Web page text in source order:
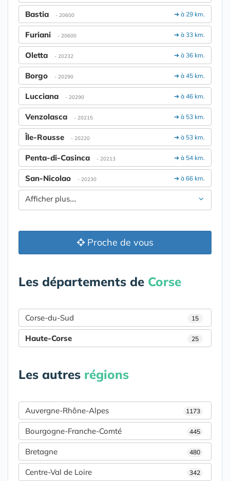
➔ à 29 km.
Bastia - 20600
➔ à 33 km.
Furiani - 20600
➔ à 36 km.
Oletta - 20232
➔ à 45 km.
Borgo - 20290
➔ à 46 km.
Lucciana - 20290
➔ à 53 km.
Venzolasca - 20215
➔ à 53 km.
Île-Rousse - 20220
➔ à 54 km.
Penta-di-Casinca - 20213
➔ à 66 km.
San-Nicolao - 20230
Afficher plus....
Proche de vous
Les départements de Corse
Corse-du-Sud 15
Haute-Corse 25
Les autres régions
Auvergne-Rhône-Alpes 1173
Bourgogne-Franche-Comté 445
Bretagne 480
Centre-Val de Loire 342